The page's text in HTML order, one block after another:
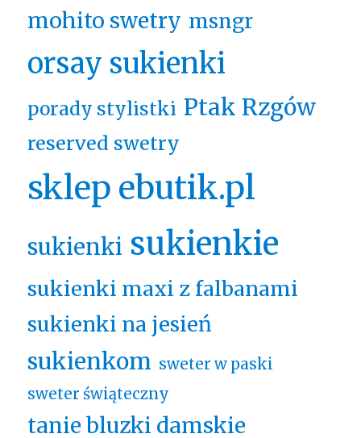
mohito swetry msngr
orsay sukienki
porady stylistki Ptak Rzgów
reserved swetry
sklep ebutik.pl
sukienki sukienkie
sukienki maxi z falbanami
sukienki na jesień
sukienkom sweter w paski
sweter świąteczny
tanie bluzki damskie